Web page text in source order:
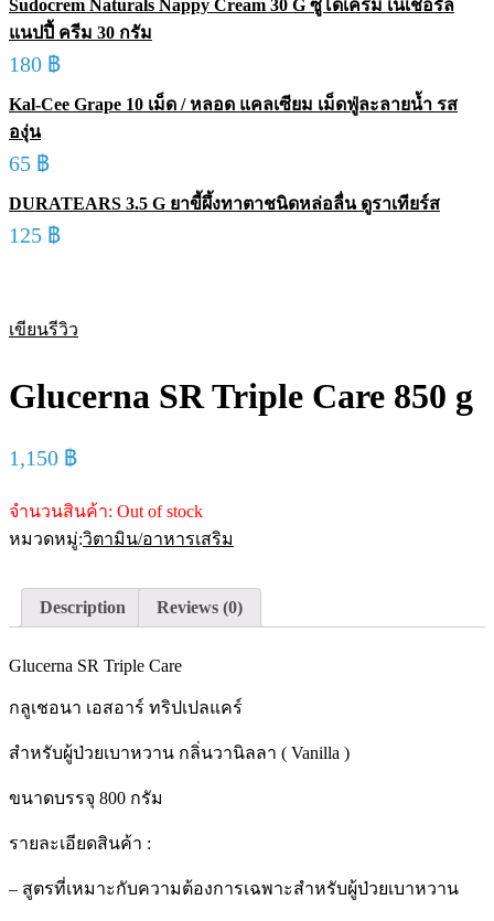
Sudocrem Naturals Nappy Cream 30 G ซูโดเครม เนเชอรัล
แนปปี้ ครีม 30 กรัม
180 ฿
Kal-Cee Grape 10 เม็ด / หลอด แคลเซียม เม็ดฟู่ละลายน้ำ รส
องุ่น
65 ฿
DURATEARS 3.5 G ยาขี้ผึ้งทาตาชนิดหล่อลื่น ดูราเทียร์ส
125 ฿
เขียนรีวิว
Glucerna SR Triple Care 850 g
1,150 ฿
จำนวนสินค้า: Out of stock
หมวดหมู่:วิตามิน/อาหารเสริม
Description Reviews (0)
Glucerna SR Triple Care
กลูเชอนา เอสอาร์ ทริปเปลแคร์
สำหรับผู้ป่วยเบาหวาน กลิ่นวานิลลา ( Vanilla )
ขนาดบรรจุ 800 กรัม
รายละเอียดสินค้า :
– สูตรที่เหมาะกับความต้องการเฉพาะสำหรับผู้ป่วยเบาหวาน